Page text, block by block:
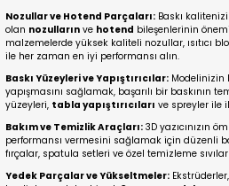
Nozullar ve Hotend Parçaları: Baskı
olan nozulların ve hotend bileşenlerinin
malzemelerde yüksek kaliteli nozullar, ısıtıcı
ile her zaman en iyi performansı alın.
Baskı Yüzeyleri ve Yapıştırıcılar: Modelinizin
yapışmasını sağlamak, başarılı bir baskının
yüzeyleri, tabla yapıştırıcıları ve spreyler ile
Bakım ve Temizlik Araçları: 3D yazıcınızın
performansı vermesini sağlamak için düzenli
fırçalar, spatula setleri ve özel temizleme
Yedek Parçalar ve Yükseltmeler: